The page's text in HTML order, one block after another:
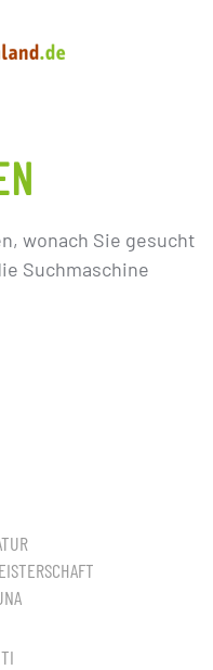
wonach Sie gesucht
Suchmaschine